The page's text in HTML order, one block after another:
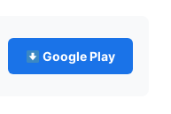
Google Play